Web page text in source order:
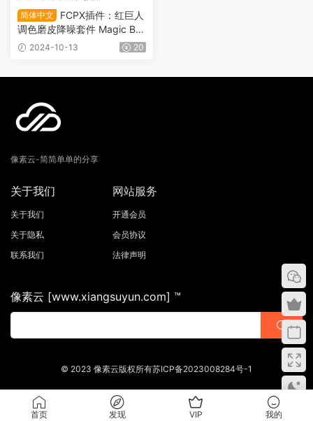
简体中文
FCPX插件：红巨人
调色磨皮降噪套件 Magic Bull
et Suite 2024.1.0 简体中文 V
2024-10-13 20
像素云-简简单单的分享
关于我们
关于我们
关于隐私
联系我们
网站服务
开通会员
会员协议
法律声明
像素云 [www.xiangsuyun.com] ™
© 2023 像素云版权所有苏ICP备2023008284号-1
首页 发现 VIP 我的